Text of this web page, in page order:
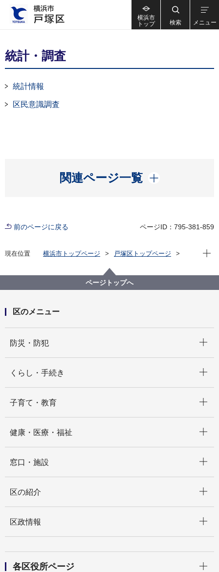
横浜市
トップ
検索 メニュー
統計・調査
統計情報
区民意識調査
関連ページ一覧
開く
前のページに戻る ページID：795-381-859
現在位置 横浜市トップページ
戸塚区トップページ
現在
ページトップへ
区のメニュー
防災・防犯
くらし・手続き
子育て・教育
健康・医療・福祉
窓口・施設
区の紹介
区政情報
各区役所ページ